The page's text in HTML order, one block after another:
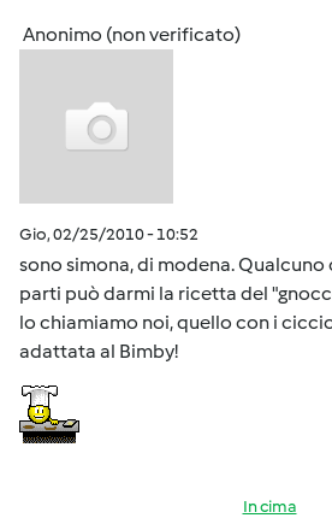
Anonimo (non verificato)
Gio, 02/25/2010 - 10:52
sono simona, di modena.
parti può darmi la ricetta del
lo chiamiamo noi, quello con i
adattata al Bimby!
In cima